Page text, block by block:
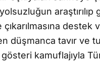
yolsuzluğun
destek
düşmanca tavır ve
kamuflajıyla